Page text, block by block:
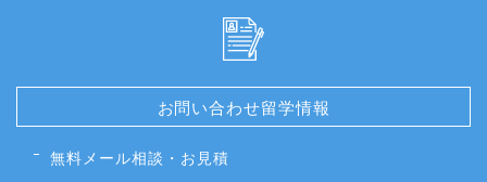
お問い合わせ留学情報
無料メール相談・お見積